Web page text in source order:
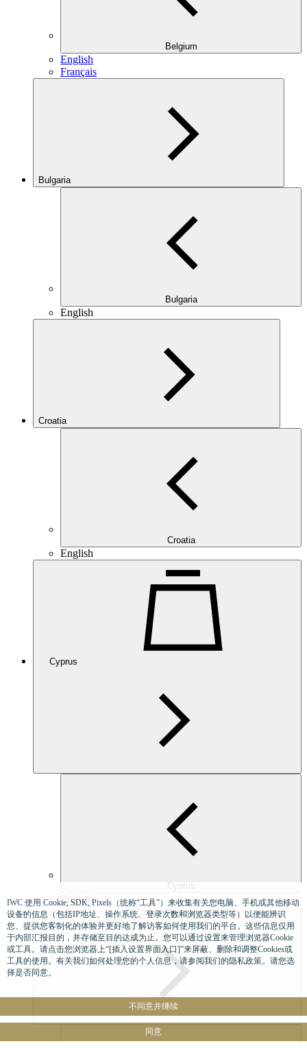
Belgium
English
Français
Bulgaria
Bulgaria
English
Croatia
Croatia
English
Cyprus
Cyprus
English
Czech Republic
IWC 使用 Cookie, SDK, Pixels（统称“工具”）来收集有关您电脑、手机或其他移动
设备的信息（包括IP地址、操作系统、登录次数和浏览器类型等）以便能辨识
您、提供您客制化的体验并更好地了解访客如何使用我们的平台。这些信息仅用
于内部汇报目的，并存储至目的达成为止。您可以通过设置来管理浏览器Cookie
或工具。请点击您浏览器上“[插入设置界面入口]”来屏蔽、删除和调整Cookies或
工具的使用。有关我们如何处理您的个人信息，请参阅我们的隐私政策。请您选
择是否同意。
不同意并继续
同意